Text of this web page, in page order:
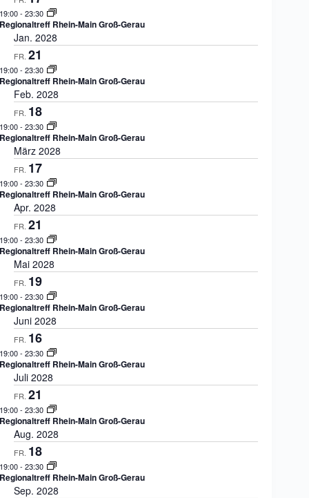
19:00- 23:30
Regionaltreff Rhein-Main Groß-Gerau
Jan. 2028
FR. 21
19:00- 23:30
Regionaltreff Rhein-Main Groß-Gerau
Feb. 2028
FR. 18
19:00- 23:30
Regionaltreff Rhein-Main Groß-Gerau
März 2028
FR. 17
19:00- 23:30
Regionaltreff Rhein-Main Groß-Gerau
Apr. 2028
FR. 21
19:00- 23:30
Regionaltreff Rhein-Main Groß-Gerau
Mai 2028
FR. 19
19:00- 23:30
Regionaltreff Rhein-Main Groß-Gerau
Juni 2028
FR. 16
19:00- 23:30
Regionaltreff Rhein-Main Groß-Gerau
Juli 2028
FR. 21
19:00- 23:30
Regionaltreff Rhein-Main Groß-Gerau
Aug. 2028
FR. 18
19:00- 23:30
Regionaltreff Rhein-Main Groß-Gerau
Sep. 2028